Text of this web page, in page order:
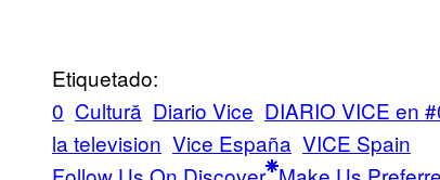
Etiquetado:
0 Cultură Diario Vice DIARIO VICE en
la television Vice España VICE Spain